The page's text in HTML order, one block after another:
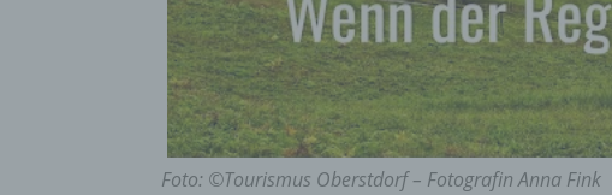
Foto: ©Tourismus Oberstdorf – Fotografin Anna Fink
Person
Interessen,
dieser
f)